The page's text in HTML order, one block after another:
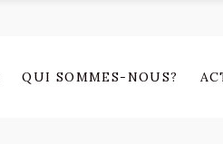
QUI SOMMES-NOUS?